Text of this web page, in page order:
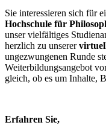
Sie interessieren sich für
Hochschule für
unser vielfältiges
herzlich zu unserer
ungezwungenen Runde
Weiterbildungsangebot
gleich, ob es um Inhalte,
Erfahren Sie,